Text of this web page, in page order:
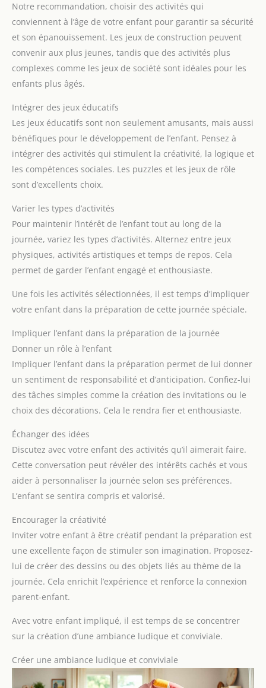
Notre recommandation, choisir des activités qui
conviennent à l’âge de votre enfant pour garantir sa sécurité
et son épanouissement. Les jeux de construction peuvent
convenir aux plus jeunes, tandis que des activités plus
complexes comme les jeux de société sont idéales pour les
enfants plus âgés.
Intégrer des jeux éducatifs
Les jeux éducatifs sont non seulement amusants, mais aussi
bénéfiques pour le développement de l’enfant. Pensez à
intégrer des activités qui stimulent la créativité, la logique et
les compétences sociales. Les puzzles et les jeux de rôle
sont d’excellents choix.
Varier les types d’activités
Pour maintenir l’intérêt de l’enfant tout au long de la
journée, variez les types d’activités. Alternez entre jeux
physiques, activités artistiques et temps de repos. Cela
permet de garder l’enfant engagé et enthousiaste.
Une fois les activités sélectionnées, il est temps d’impliquer
votre enfant dans la préparation de cette journée spéciale.
Impliquer l’enfant dans la préparation de la journée
Donner un rôle à l’enfant
Impliquer l’enfant dans la préparation permet de lui donner
un sentiment de responsabilité et d’anticipation. Confiez-lui
des tâches simples comme la création des invitations ou le
choix des décorations. Cela le rendra fier et enthousiaste.
Échanger des idées
Discutez avec votre enfant des activités qu’il aimerait faire.
Cette conversation peut révéler des intérêts cachés et vous
aider à personnaliser la journée selon ses préférences.
L’enfant se sentira compris et valorisé.
Encourager la créativité
Inviter votre enfant à être créatif pendant la préparation est
une excellente façon de stimuler son imagination. Proposez-
lui de créer des dessins ou des objets liés au thème de la
journée. Cela enrichit l’expérience et renforce la connexion
parent-enfant.
Avec votre enfant impliqué, il est temps de se concentrer
sur la création d’une ambiance ludique et conviviale.
Créer une ambiance ludique et conviviale